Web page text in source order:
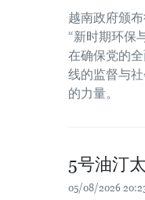
越南政府颁
“新时期环保
在确保党的
线的监督与
的力量。
5号油汀
05/08/2026